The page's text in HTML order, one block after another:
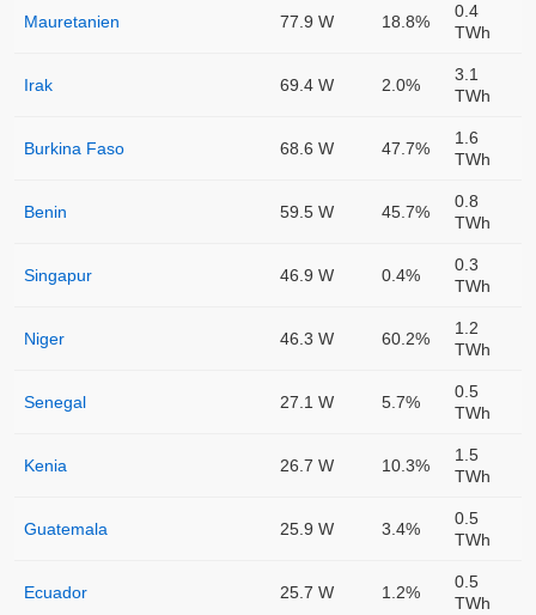
Mauretanien 77.9 W 18.8%
0.4
TWh
Irak 69.4 W 2.0%
3.1
TWh
Burkina Faso 68.6 W 47.7%
1.6
TWh
Benin 59.5 W 45.7%
0.8
TWh
Singapur 46.9 W 0.4%
0.3
TWh
Niger 46.3 W 60.2%
1.2
TWh
Senegal 27.1 W 5.7%
0.5
TWh
Kenia 26.7 W 10.3%
1.5
TWh
Guatemala 25.9 W 3.4%
0.5
TWh
Ecuador 25.7 W 1.2%
0.5
TWh